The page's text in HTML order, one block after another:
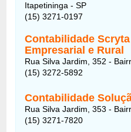
Itapetininga - SP
(15) 3271-0197
Contabilidade
Empresarial e Rural
Rua Silva Jardim, 352 -
(15) 3272-5892
Contabilidade
Rua Silva Jardim, 353 -
(15) 3271-7820